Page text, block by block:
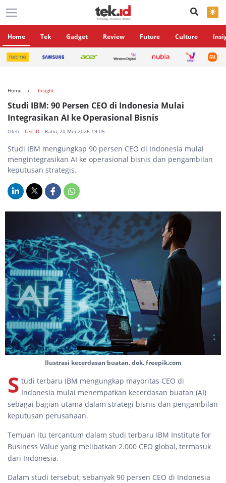
×
Home Tek Gadget Review Future Culture
Home Insight
Studi IBM: 90 Persen CEO di Indonesia Mulai
Integrasikan AI ke Operasional Bisnis
Oleh: Tek ID - Rabu, 20 Mei 2026 19:05
Studi IBM mengungkap 90 persen CEO di Indonesia mulai
mengintegrasikan AI ke operasional bisnis dan pengambilan
keputusan strategis.
Ilustrasi kecerdasan buatan. dok. freepik.com
S tudi terbaru IBM mengungkap mayoritas CEO di
Indonesia mulai menempatkan kecerdasan buatan (AI)
sebagai bagian utama dalam strategi bisnis dan pengambilan
keputusan perusahaan.
Temuan itu tercantum dalam studi terbaru IBM Institute for
Business Value yang melibatkan 2.000 CEO global, termasuk
dari Indonesia.
Dalam studi tersebut, sebanyak 90 persen CEO di Indonesia